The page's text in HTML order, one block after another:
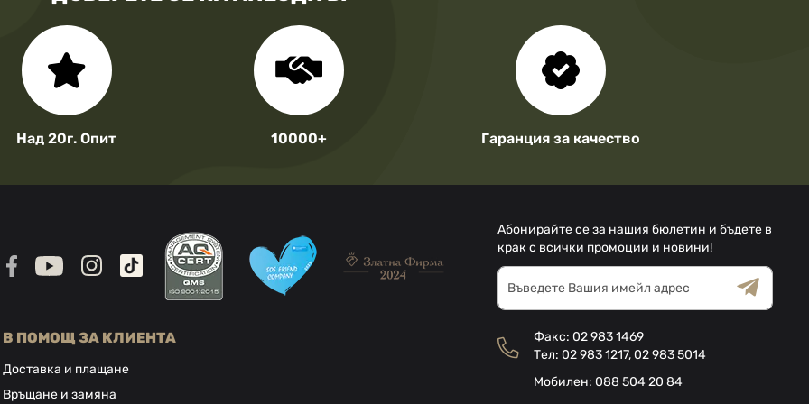
Над 20г. Опит 10000+ Гаранция за качество
Абонирайте се за нашия бюлетин и бъдете в
крак с всички промоции и новини!
Абонирай
се
за
е-
бюлетин:
Общи условия
Декларацията за
поверителност
В ПОМОЩ ЗА КЛИЕНТА
Доставка и плащане
Връщане и замяна
Факс:02 983 1469
Тел:02 983 1217,02 983 5014
Мобилен:088 504 20 84